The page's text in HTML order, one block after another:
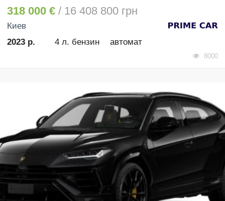
318 000 € / 16 408 800 грн
Киев
2023 р.
4 л. бензин автомат
8000